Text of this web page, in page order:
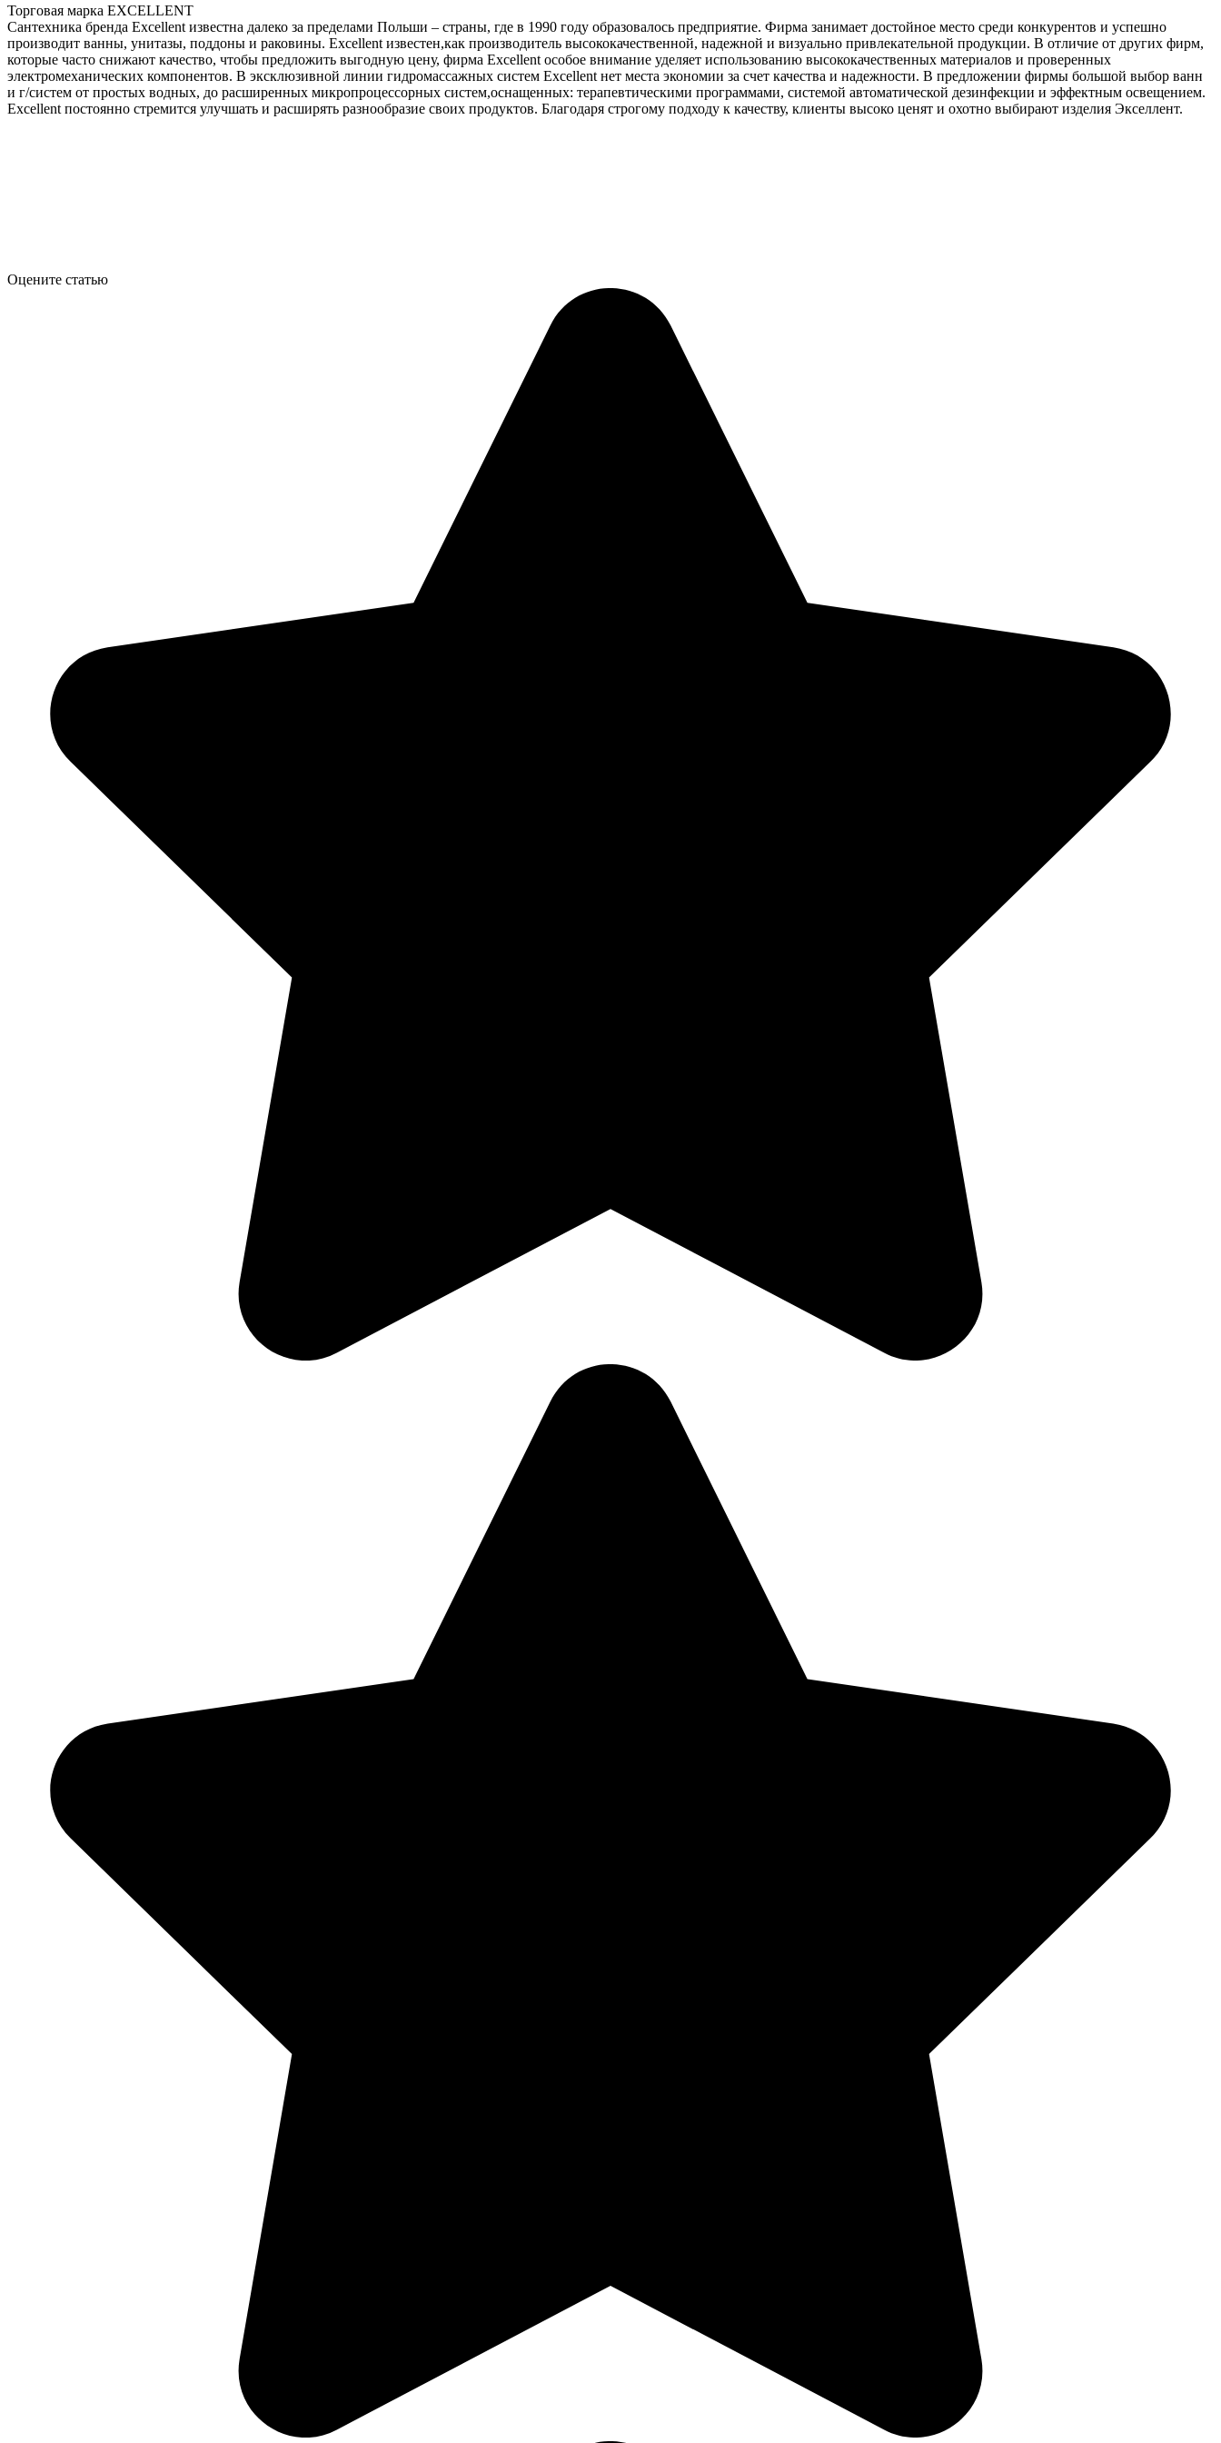
Торговая марка EXCELLENT
Сантехника бренда Excellent известна далеко за пределами Польши – страны, где в 1990 году образовалось предприятие. Фирма занимает достойное место среди конкурентов и успешно
производит ванны, унитазы, поддоны и раковины. Excellent известен,как производитель высококачественной, надежной и визуально привлекательной продукции. В отличие от других фирм,
которые часто снижают качество, чтобы предложить выгодную цену, фирма Excellent особое внимание уделяет использованию высококачественных материалов и проверенных
электромеханических компонентов. В эксклюзивной линии гидромассажных систем Excellent нет места экономии за счет качества и надежности. В предложении фирмы большой выбор ванн
и г/систем от простых водных, до расширенных микропроцессорных систем,оснащенных: терапевтическими программами, системой автоматической дезинфекции и эффектным освещением.
Excellent постоянно стремится улучшать и расширять разнообразие своих продуктов. Благодаря строгому подходу к качеству, клиенты высоко ценят и охотно выбирают изделия Экселлент.
Оцените статью